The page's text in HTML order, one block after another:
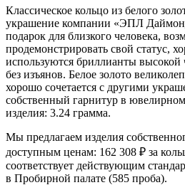
Классическое кольцо из белого
украшение компании «ЭПЛ
подарок для близкого человека,
продемонстрировать свой статус,
используются бриллианты высокой
без изъянов. Белое золото
хорошо сочетается с другими
собственный гарнитур в
изделия: 3.24 грамма.
Мы предлагаем изделия
доступным ценам: 162 308 ₽ за
соответствует действующим
в Пробирной палате (585 проба).